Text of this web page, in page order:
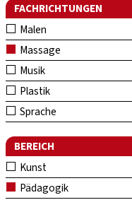
FACHRICHTUNGEN
Malen
Massage
Musik
Plastik
Sprache
BEREICH
Kunst
Pädagogik